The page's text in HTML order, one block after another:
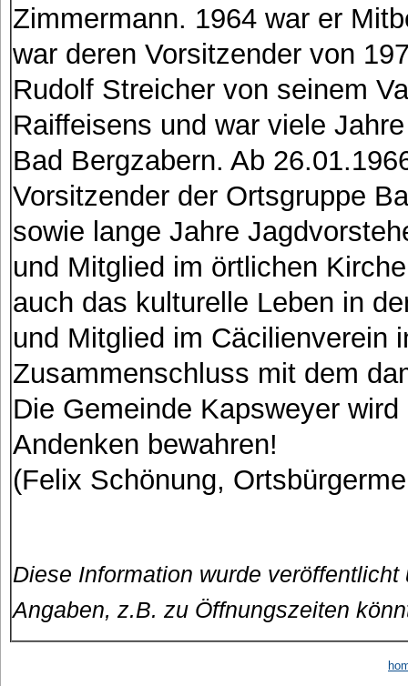
Zimmermann. 1964 war er
war deren Vorsitzender von
Rudolf Streicher von seinem
Raiffeisens und war viele
Bad Bergzabern. Ab
Vorsitzender der Ortsgruppe
sowie lange Jahre
und Mitglied im örtlichen
auch das kulturelle Leben in
und Mitglied im Cäcilienverein
Zusammenschluss mit dem
Die Gemeinde Kapsweyer
Andenken bewahren!
(Felix Schönung,
Diese Information wurde
Angaben, z.B. zu Öffnungszeiten